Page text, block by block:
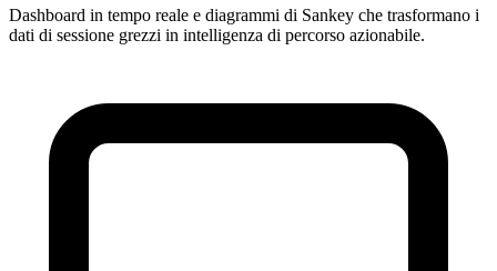
Dashboard in tempo reale e diagrammi di Sankey che trasformano i
dati di sessione grezzi in intelligenza di percorso azionabile.